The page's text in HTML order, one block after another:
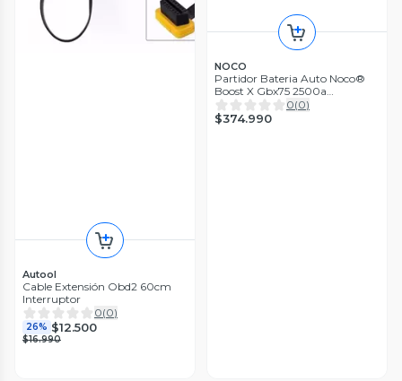
Autool
Cable Extensión Obd2 60cm
Interruptor
0(0)
26% $12.500
$16.990
NOCO
Partidor Bateria Auto Noco®
Boost X Gbx75 2500a
Profesional
0(0)
$374.990